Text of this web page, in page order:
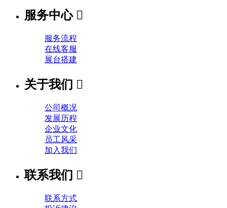
服务中心 
服务流程
在线客服
展台搭建
关于我们 
公司概况
发展历程
企业文化
员工风采
加入我们
联系我们 
联系方式